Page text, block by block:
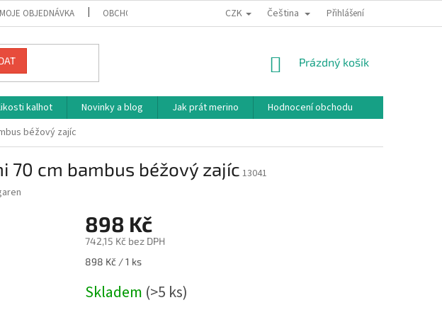
MOJE OBJEDNÁVKA OBCHODNÍ PODMÍNKY PODMÍNKY OCHRANY OSOBNÍCH ÚDAJŮ
CZK Čeština Přihlášení
NÁKUPNÍ
Prázdný košík
kalhot Novinky a blog Jak prát merino
Hodnocení obchodu
béžový zajíc
70 cm bambus béžový zajíc 13041
898 Kč
742,15 Kč bez DPH
Měrná
898 Kč / 1 ks
Skladem (>5 ks)